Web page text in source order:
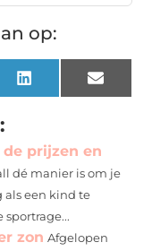
op:
LinkedIn Email
prijzen en
dé manier is om je
als een kind te
sportrage...
zon Afgelopen